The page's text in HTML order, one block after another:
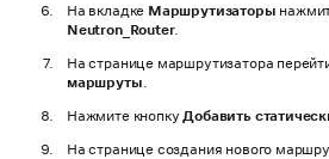
На вкладке Маршрутизаторы
Neutron_Router.
На странице маршрутизатора
маршруты.
Нажмите кнопкуДобавить
На странице создания нового